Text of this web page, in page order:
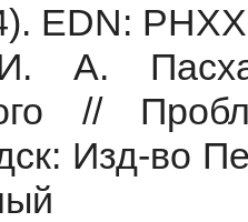
EDN:
А.
//
Изд-во